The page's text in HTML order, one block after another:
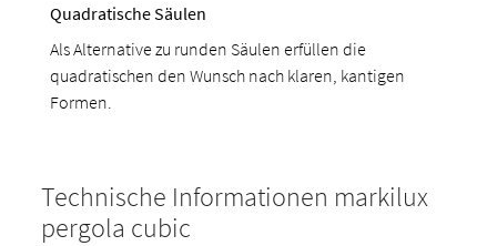
Quadratische Säulen
Als Alternative zu runden Säulen erfüllen die
quadratischen den Wunsch nach klaren, kantigen
Formen.
Technische Informationen markilux
pergola cubic